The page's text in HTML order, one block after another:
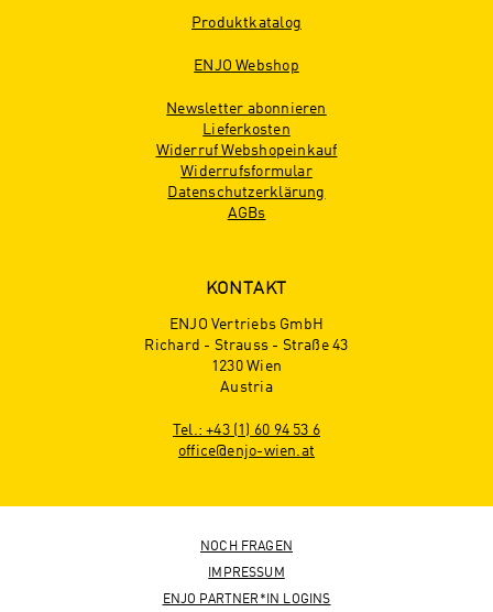
Produktkatalog
ENJO Webshop
Newsletter abonnieren
Lieferkosten
Widerruf Webshopeinkauf
Widerrufsformular
Datenschutzerklärung
AGBs
KONTAKT
ENJO Vertriebs GmbH
Richard - Strauss - Straße 43
1230 Wien
Austria
Tel.: +43 (1) 60 94 53 6
office@enjo-wien.at
NOCH FRAGEN
IMPRESSUM
ENJO PARTNER*IN LOGINS